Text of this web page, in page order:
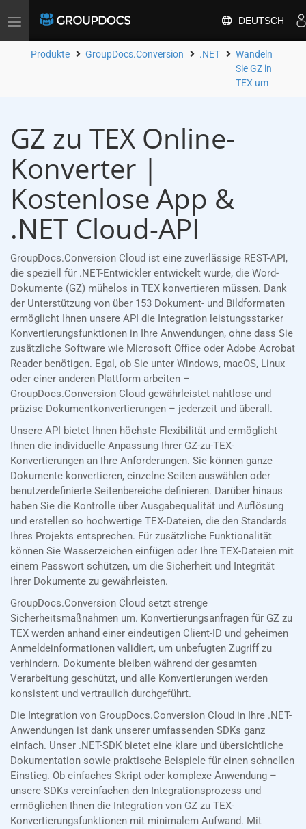
Toggle
DEUTSCH
Produkte GroupDocs.Conversion .NET
Wandeln
Sie GZ in
TEX um
GZ zu TEX Online-
Konverter |
Kostenlose App &
.NET Cloud-API
GroupDocs.Conversion Cloud ist eine zuverlässige REST-API,
die speziell für .NET-Entwickler entwickelt wurde, die Word-
Dokumente (GZ) mühelos in TEX konvertieren müssen. Dank
der Unterstützung von über 153 Dokument- und Bildformaten
ermöglicht Ihnen unsere API die Integration leistungsstarker
Konvertierungsfunktionen in Ihre Anwendungen, ohne dass Sie
zusätzliche Software wie Microsoft Office oder Adobe Acrobat
Reader benötigen. Egal, ob Sie unter Windows, macOS, Linux
oder einer anderen Plattform arbeiten –
GroupDocs.Conversion Cloud gewährleistet nahtlose und
präzise Dokumentkonvertierungen – jederzeit und überall.
Unsere API bietet Ihnen höchste Flexibilität und ermöglicht
Ihnen die individuelle Anpassung Ihrer GZ-zu-TEX-
Konvertierungen an Ihre Anforderungen. Sie können ganze
Dokumente konvertieren, einzelne Seiten auswählen oder
benutzerdefinierte Seitenbereiche definieren. Darüber hinaus
haben Sie die Kontrolle über Ausgabequalität und Auflösung
und erstellen so hochwertige TEX-Dateien, die den Standards
Ihres Projekts entsprechen. Für zusätzliche Funktionalität
können Sie Wasserzeichen einfügen oder Ihre TEX-Dateien mit
einem Passwort schützen, um die Sicherheit und Integrität
Ihrer Dokumente zu gewährleisten.
GroupDocs.Conversion Cloud setzt strenge
Sicherheitsmaßnahmen um. Konvertierungsanfragen für GZ zu
TEX werden anhand einer eindeutigen Client-ID und geheimen
Anmeldeinformationen validiert, um unbefugten Zugriff zu
verhindern. Dokumente bleiben während der gesamten
Verarbeitung geschützt, und alle Konvertierungen werden
konsistent und vertraulich durchgeführt.
Die Integration von GroupDocs.Conversion Cloud in Ihre .NET-
Anwendungen ist dank unserer umfassenden SDKs ganz
einfach. Unser .NET-SDK bietet eine klare und übersichtliche
Dokumentation sowie praktische Beispiele für einen schnellen
Einstieg. Ob einfaches Skript oder komplexe Anwendung –
unsere SDKs vereinfachen den Integrationsprozess und
ermöglichen Ihnen die Integration von GZ zu TEX-
Konvertierungsfunktionen mit minimalem Aufwand. Mit